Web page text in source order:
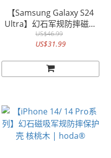
【Samsung Galaxy S24
Ultra】幻石军规防摔磁吸
保护壳 凯夫拉 | hoda®
US$46.99
US$31.99